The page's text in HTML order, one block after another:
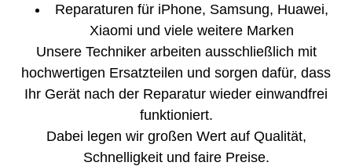
Reparaturen für iPhone, Samsung, Huawei,
Xiaomi und viele weitere Marken
Unsere Techniker arbeiten ausschließlich mit
hochwertigen Ersatzteilen und sorgen dafür, dass
Ihr Gerät nach der Reparatur wieder einwandfrei
funktioniert.
Dabei legen wir großen Wert auf Qualität,
Schnelligkeit und faire Preise.